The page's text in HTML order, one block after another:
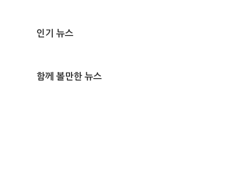
인기 뉴스
함께 볼만한 뉴스